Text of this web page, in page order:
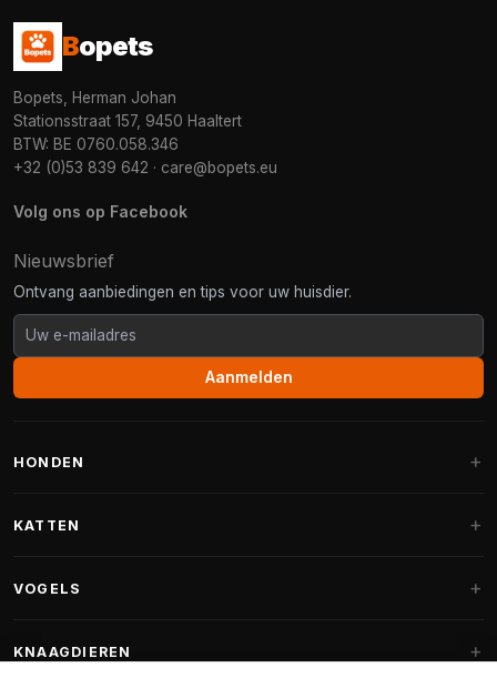
Bopets
Bopets, Herman Johan
Stationsstraat 157, 9450 Haaltert
BTW: BE 0760.058.346
+32 (0)53 839 642 · care@bopets.eu
Volg ons op Facebook
Nieuwsbrief
Ontvang aanbiedingen en tips voor uw huisdier.
Aanmelden
HONDEN
Fantail hondenmanden
KATTEN
Krabpalen voor Maine Coon
VOGELS
KNAAGDIEREN